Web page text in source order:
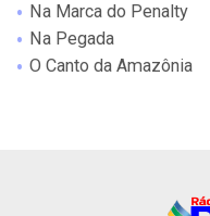
Na Marca do Penalty
Na Pegada
O Canto da Amazônia